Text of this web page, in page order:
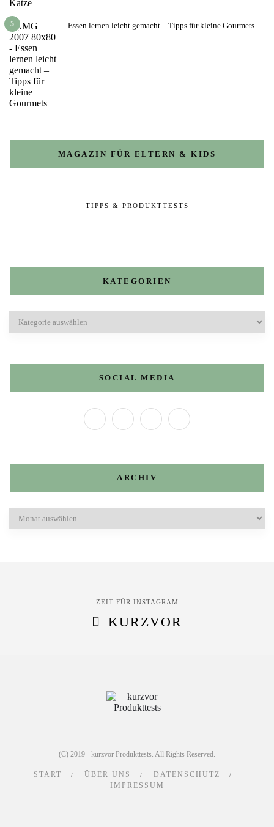
5 Essen lernen leicht gemacht – Tipps für kleine Gourmets
MAGAZIN FÜR ELTERN & KIDS
TIPPS & PRODUKTTESTS
KATEGORIEN
SOCIAL MEDIA
ARCHIV
ZEIT FÜR INSTAGRAM
KURZVOR
(C) 2019 - kurzvor Produkttests. All Rights Reserved.
START ÜBER UNS
DATENSCHUTZ
IMPRESSUM